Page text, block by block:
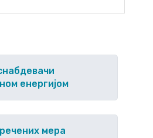
енергијом
мера